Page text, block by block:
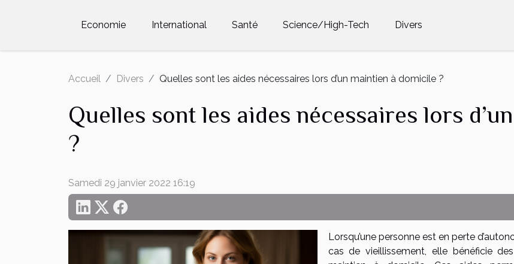
Economie International Santé Science/High-Tech Divers
Accueil Divers Quelles sont les aides nécessaires lors d’un maintien à domicile ?
Quelles sont les aides nécessaires lors
?
Samedi 29 janvier 2022 16:19
Lorsqu’une personne est en perte
cas de vieillissement, elle bénéficie